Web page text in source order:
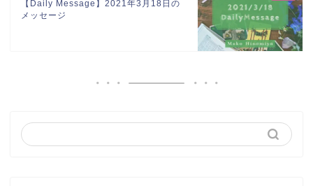
【Daily Message】2021年3月18日の
メッセージ